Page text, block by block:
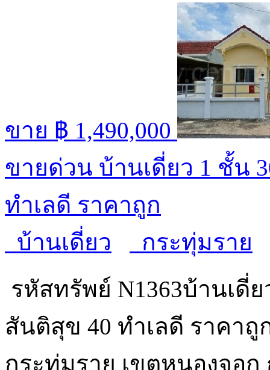
ขาย ฿ 1,490,000
ขายด่วน บ้านเดี่ยว 1 ชั้น
ทำเลดี ราคาถูก
บ้านเดี่ยว
กระทุ่มราย
รหัสทรัพย์ N1363บ้านเดี่
สันติสุข 40 ทำเลดี ราคา
กระทุ่มราย เขตหนองจอก